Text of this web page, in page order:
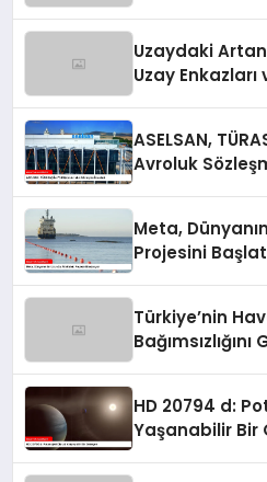
Uzaydaki
Uzay
ASELSAN,
Avroluk
Meta,
Projesini
Türkiye’nin
HD 20794 d:
Yaşanabilir Bir